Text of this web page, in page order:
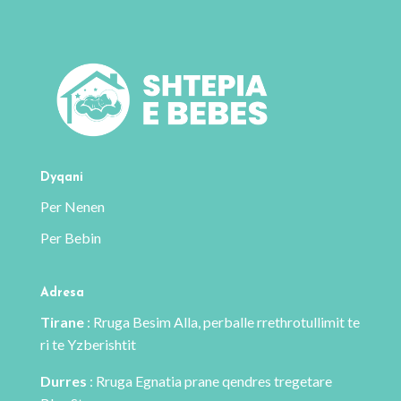
mund
zgjidhen
faqja
produktit
Mundësitë
mund
të
Dyqani
Per Nenen
Per Bebin
Adresa
Tirane : Rruga Besim Alla, perballe rrethrotullimit te
ri te Yzberishtit
Durres : Rruga Egnatia prane qendres tregetare